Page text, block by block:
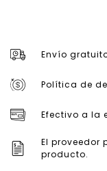
Envío
Política de
Efectivo a la
El proveedor
producto.